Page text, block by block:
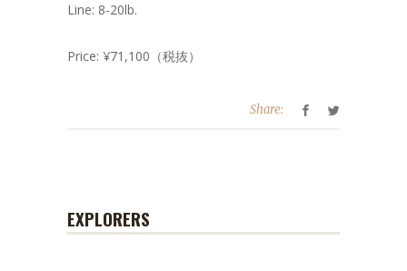
Line: 8-20lb.
Price: ¥71,100（税抜）
Share:
EXPLORERS